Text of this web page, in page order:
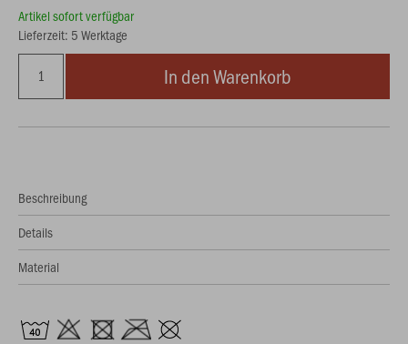
Artikel sofort verfügbar
Lieferzeit: 5 Werktage
In den Warenkorb
Beschreibung
Details
Material